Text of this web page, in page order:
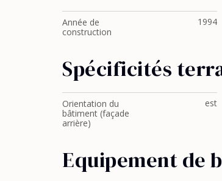
Année de
construction
1994
Spécificités
Orientation du
bâtiment (façade
arrière)
est
Equipement de